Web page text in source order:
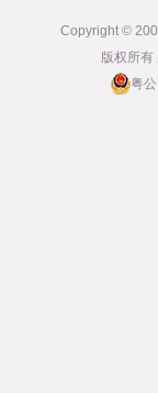
Copyright ©
版权所
粤